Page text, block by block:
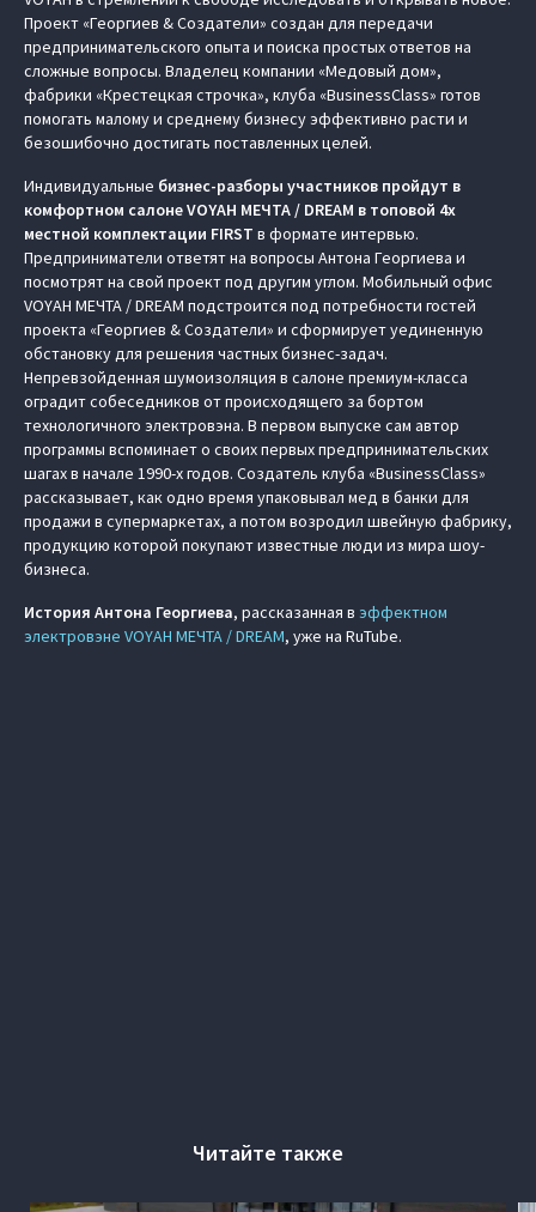
Проект «Георгиев & Создатели» создан для передачи
предпринимательского опыта и поиска простых ответов на
сложные вопросы. Владелец компании «Медовый дом»,
фабрики «Крестецкая строчка», клуба «BusinessClass» готов
помогать малому и среднему бизнесу эффективно расти и
безошибочно достигать поставленных целей.
Индивидуальные бизнес-разборы участников пройдут в
комфортном салоне VOYAH МЕЧТА / DREAM в топовой 4х
местной комплектации FIRST в формате интервью.
Предприниматели ответят на вопросы Антона Георгиева и
посмотрят на свой проект под другим углом. Мобильный офис
VOYAH МЕЧТА / DREAM подстроится под потребности гостей
проекта «Георгиев & Создатели» и сформирует уединенную
обстановку для решения частных бизнес-задач.
Непревзойденная шумоизоляция в салоне премиум-класса
оградит собеседников от происходящего за бортом
технологичного электровэна. В первом выпуске сам автор
программы вспоминает о своих первых предпринимательских
шагах в начале 1990-х годов. Создатель клуба «BusinessClass»
рассказывает, как одно время упаковывал мед в банки для
продажи в супермаркетах, а потом возродил швейную фабрику,
продукцию которой покупают известные люди из мира шоу-
бизнеса.
История Антона Георгиева, рассказанная в эффектном
электровэне VOYAH МЕЧТА / DREAM, уже на RuTube.
Читайте также